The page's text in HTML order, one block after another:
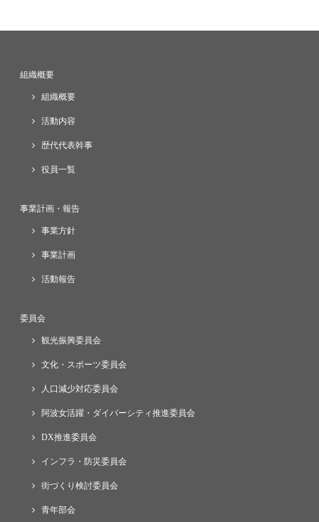
組織概要
組織概要
活動内容
歴代代表幹事
役員一覧
事業計画・報告
事業方針
事業計画
活動報告
委員会
観光振興委員会
文化・スポーツ委員会
人口減少対応委員会
阿波女活躍・ダイバーシティ推進委員会
DX推進委員会
インフラ・防災委員会
街づくり検討委員会
青年部会